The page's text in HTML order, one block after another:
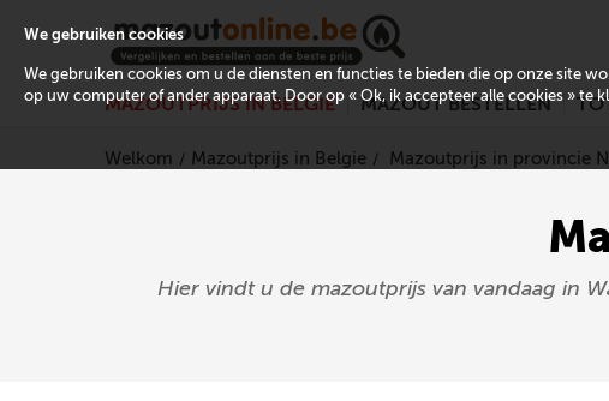
MAZOUTPRIJS IN BELGIË MAZOUT BESTELLEN
Welkom Mazoutprijs in Belgie Mazoutprijs in provincie
Hier vindt u de mazoutprijs van vandaag in
We gebruiken cookies
We gebruiken cookies om u de diensten en functies te bieden die op onze site
op uw computer of ander apparaat. Door op « Ok, ik accepteer alle cookies » te